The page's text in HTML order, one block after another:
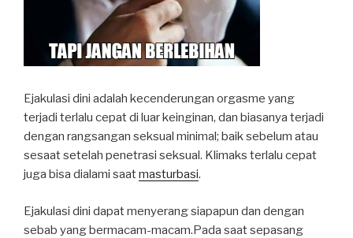
Ejakulasi dini adalah kecenderungan orgasme yang
terjadi terlalu cepat di luar keinginan, dan biasanya terjadi
dengan rangsangan seksual minimal; baik sebelum atau
sesaat setelah penetrasi seksual. Klimaks terlalu cepat
juga bisa dialami saatmasturbasi.
Ejakulasi dini dapat menyerang siapapun dan dengan
sebab yang bermacam-macam.Pada saat sepasang